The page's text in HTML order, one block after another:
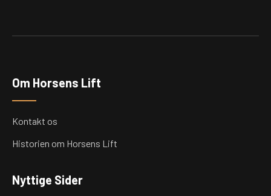
Om Horsens Lift
Kontakt os
Historien om Horsens Lift
Nyttige Sider